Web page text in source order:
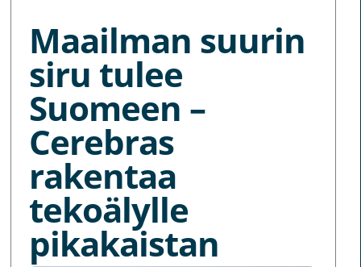
Maailman suurin
siru tulee
Suomeen –
Cerebras
rakentaa
tekoälylle
pikakaistan